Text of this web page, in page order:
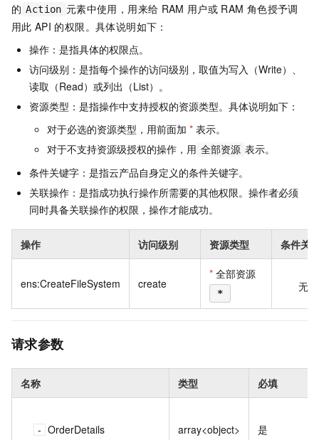
的 Action 元素中使用，用来给 RAM 用户或 RAM 角色授予调
用此 API 的权限。具体说明如下：
操作：是指具体的权限点。
访问级别：是指每个操作的访问级别，取值为写入（Write）、
读取（Read）或列出（List）。
资源类型：是指操作中支持授权的资源类型。具体说明如下：
对于必选的资源类型，用前面加 * 表示。
对于不支持资源级授权的操作，用 全部资源 表示。
条件关键字：是指云产品自身定义的条件关键字。
关联操作：是指成功执行操作所需要的其他权限。操作者必须
同时具备关联操作的权限，操作才能成功。
操作 访问级别 资源类型 条件关
ens:CreateFileSystem create
* 全部资源
* 无
请求参数
名称 类型 必填
OrderDetails array<object> 是